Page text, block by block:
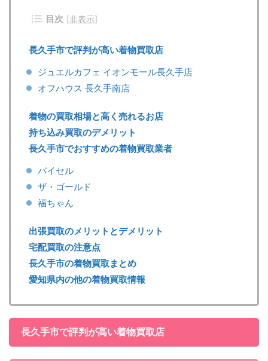
目次 [非表示]
長久手市で評判が高い着物買取店
ジュエルカフェ イオンモール長久手店
オフハウス 長久手南店
着物の買取相場と高く売れるお店
持ち込み買取のデメリット
長久手市でおすすめの着物買取業者
バイセル
ザ・ゴールド
福ちゃん
出張買取のメリットとデメリット
宅配買取の注意点
長久手市の着物買取まとめ
愛知県内の他の着物買取情報
長久手市で評判が高い着物買取店